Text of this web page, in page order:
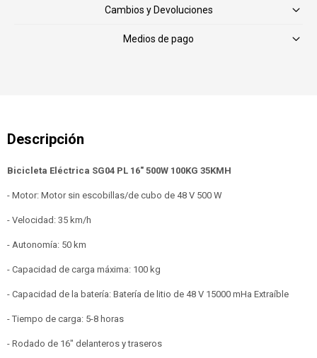
Cambios y Devoluciones
Medios de pago
Bicicleta Eléctrica SG04 PL 16" 500W 100KG 35KMH
- Motor: Motor sin escobillas/de cubo de 48 V 500 W
- Velocidad: 35 km/h
- Autonomía: 50 km
- Capacidad de carga máxima: 100 kg
- Capacidad de la batería: Batería de litio de 48 V 15000 mHa Extraíble
- Tiempo de carga: 5-8 horas
- Rodado de 16" delanteros y traseros